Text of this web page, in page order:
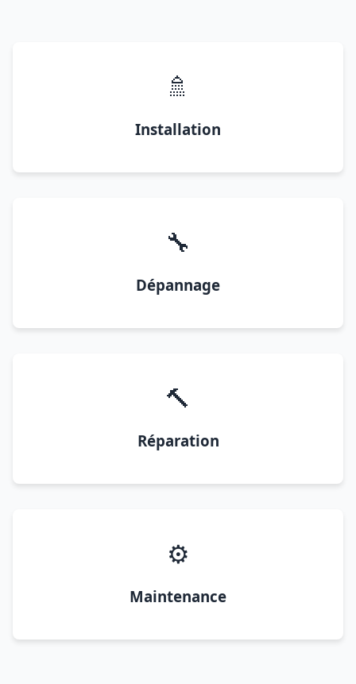
🚿
Installation
🔧
Dépannage
🔨
Réparation
⚙️
Maintenance